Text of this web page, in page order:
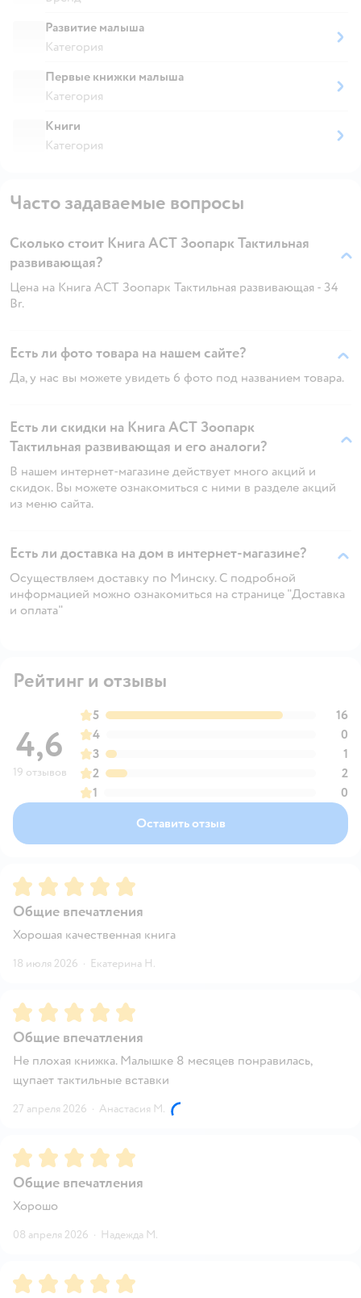
Развитие малыша
Категория
Первые книжки малыша
Категория
Книги
Категория
Часто задаваемые вопросы
Сколько стоит Книга АСТ Зоопарк Тактильная
развивающая?
Цена на Книга АСТ Зоопарк Тактильная развивающая - 34
Br.
Есть ли фото товара на нашем сайте?
Да, у нас вы можете увидеть 6 фото под названием товара.
Есть ли скидки на Книга АСТ Зоопарк
Тактильная развивающая и его аналоги?
В нашем интернет-магазине действует много акций и
скидок. Вы можете ознакомиться с ними в разделе акций
из меню сайта.
Есть ли доставка на дом в интернет-магазине?
Осуществляем доставку по Минску. С подробной
информацией можно ознакомиться на странице "Доставка
и оплата"
Рейтинг и отзывы
4,6
19 отзывов
5
16
4
0
3
1
2
2
1
0
Оставить отзыв
Рейтинг:5
Общие впечатления
Хорошая качественная книга
18 июля 2026 · Екатерина Н.
Рейтинг:5
Общие впечатления
Не плохая книжка. Малышке 8 месяцев понравилась,
щупает тактильные вставки
27 апреля 2026 · Анастасия М.
Рейтинг:5
Общие впечатления
Хорошо
08 апреля 2026 · Надежда М.
Рейтинг:5